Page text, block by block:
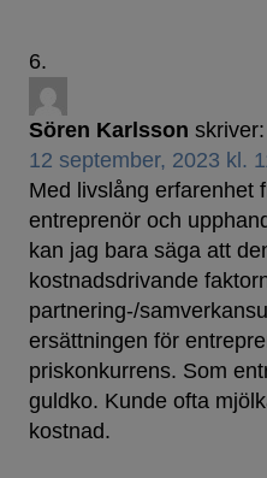
Sören Karlsson skriver:
12 september, 2023 kl.
Med livslång erfarenhet
entreprenör och
kan jag bara säga att
kostnadsdrivande
partnering-/
ersättningen för
priskonkurrens. Som
guldko. Kunde ofta
kostnad.